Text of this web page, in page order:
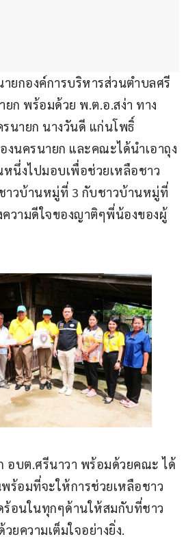
ยกองค์การบริหารส่วนตำบลศรี
ยก พร้อมด้วย พ.ต.อ.สง่า ทาง
นายก นางวันดี แก่นโพธิ์
งนครนายก และคณะได้นำเอาถุง
นึ่งไปมอบเพื่อช่วยเหลือชาว
าวบ้านหมู่ที่ 3 กับชาวบ้านหมู่ที่
ความดีใจของญาติๆพี่น้องของผู้
อบต.ศรีนาวา พร้อมด้วยคณะ ได้
ร้อมที่จะให้การช่วยเหลือชาว
ร้อนในทุกๆด้านให้สมกับที่ชาว
ยความเต็มใจอย่างยิ่ง.